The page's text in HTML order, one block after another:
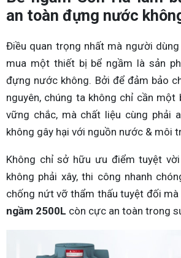
an toàn đựng nước
Điều quan trọng nhất mà người
mua một thiết bị bể ngầm là sản
đựng nước không. Bởi để đảm bảo
nguyên, chúng ta không chỉ cần một
vững chắc, mà chất liệu cùng phải
không gây hại với nguồn nước & môi
Không chỉ sở hữu ưu điểm tuyệt
không phải xây, thi công nhanh
chống nứt vỡ thẩm thấu tuyệt đối mà
ngầm 2500L còn cực an toàn trong